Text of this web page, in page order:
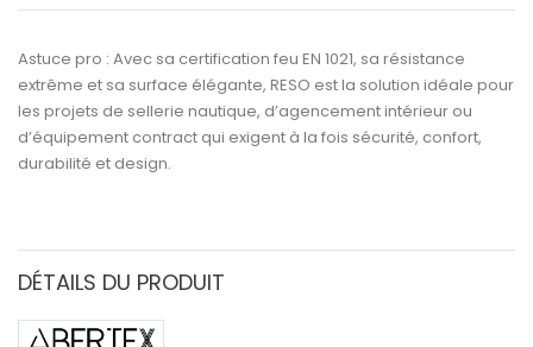
Astuce pro : Avec sa certification feu EN 1021, sa résistance
extrême et sa surface élégante, RESO est la solution idéale pour
les projets de sellerie nautique, d’agencement intérieur ou
d’équipement contract qui exigent à la fois sécurité, confort,
durabilité et design.
DÉTAILS DU PRODUIT